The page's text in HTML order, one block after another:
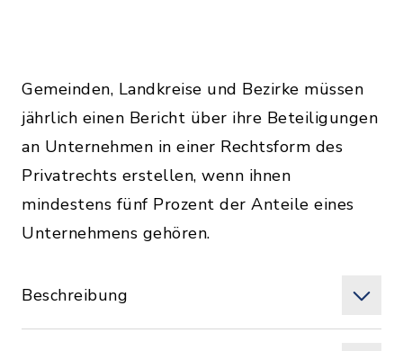
Gemeinden, Landkreise und Bezirke müssen
jährlich einen Bericht über ihre Beteiligungen
an Unternehmen in einer Rechtsform des
Privatrechts erstellen, wenn ihnen
mindestens fünf Prozent der Anteile eines
Unternehmens gehören.
Beschreibung